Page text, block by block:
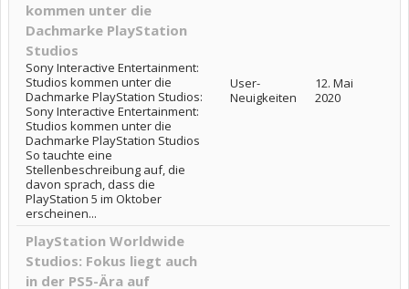
kommen unter die
Dachmarke PlayStation
Studios
Sony Interactive Entertainment:
Studios kommen unter die
Dachmarke PlayStation Studios:
Sony Interactive Entertainment:
Studios kommen unter die
Dachmarke PlayStation Studios
So tauchte eine
Stellenbeschreibung auf, die
davon sprach, dass die
PlayStation 5 im Oktober
erscheinen...
User-
Neuigkeiten
12. Mai
2020
PlayStation Worldwide
Studios: Fokus liegt auch
in der PS5-Ära auf